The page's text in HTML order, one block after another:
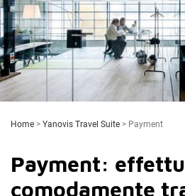
Home > Yanovis Travel Suite > Payment
Payment:
comodamente